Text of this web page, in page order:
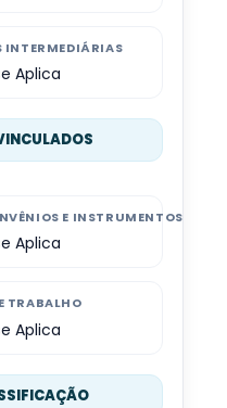
INTERMEDIÁRIAS
Aplica
E INSTRUMENTOS
Aplica
TRABALHO
Aplica